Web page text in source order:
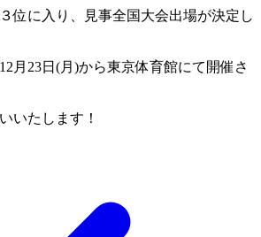
位に入り、見事全国大会出場が決定し
月23日(月)から東京体育館にて開催さ
いたします！